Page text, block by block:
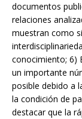
documentos
relaciones
muestran como
conocimiento; 6)
un importante
posible debido a
la condición de
destacar que la